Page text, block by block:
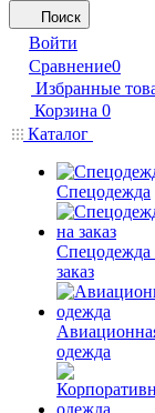
Поиск
Войти
Сравнение0
Избранные
Корзина 0
Каталог
Спецодежда
Спецодежда
заказ
одежда